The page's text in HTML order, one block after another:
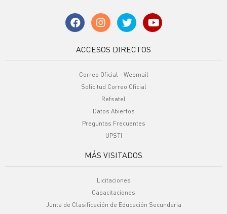
ACCESOS DIRECTOS
Correo Oficial - Webmail
Solicitud Correo Oficial
Refsatel
Datos Abiertos
Preguntas Frecuentes
UPSTI
MÁS VISITADOS
Licitaciones
Capacitaciones
Junta de Clasificación de Educación Secundaria